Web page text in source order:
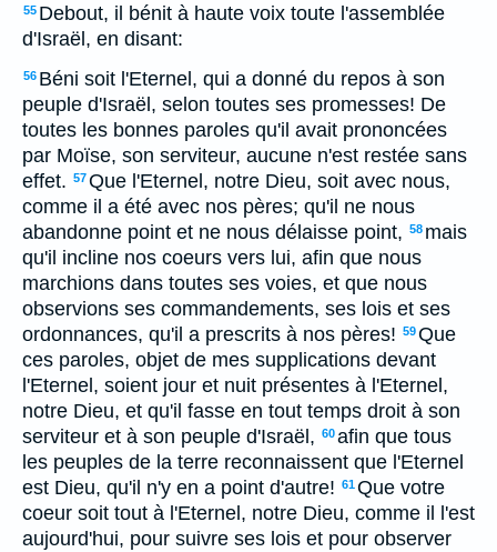
55 Debout, il bénit à haute voix toute l'assemblée
d'Israël, en disant:
56 Béni soit l'Eternel, qui a donné du repos à son
peuple d'Israël, selon toutes ses promesses! De
toutes les bonnes paroles qu'il avait prononcées
par Moïse, son serviteur, aucune n'est restée sans
effet. 57Que l'Eternel, notre Dieu, soit avec nous,
comme il a été avec nos pères; qu'il ne nous
abandonne point et ne nous délaisse point, 58 mais
qu'il incline nos coeurs vers lui, afin que nous
marchions dans toutes ses voies, et que nous
observions ses commandements, ses lois et ses
ordonnances, qu'il a prescrits à nos pères! 59Que
ces paroles, objet de mes supplications devant
l'Eternel, soient jour et nuit présentes à l'Eternel,
notre Dieu, et qu'il fasse en tout temps droit à son
serviteur et à son peuple d'Israël, 60afin que tous
les peuples de la terre reconnaissent que l'Eternel
est Dieu, qu'il n'y en a point d'autre! 61Que votre
coeur soit tout à l'Eternel, notre Dieu, comme il l'est
aujourd'hui, pour suivre ses lois et pour observer